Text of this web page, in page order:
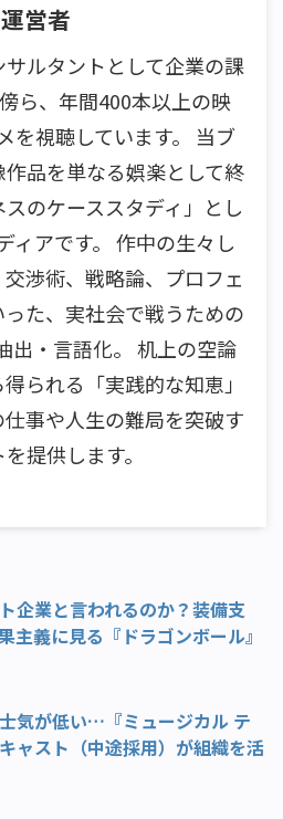
運営者
ルタントとして企業の課
ら、年間400本以上の映
を視聴しています。 当ブ
品を単なる娯楽として終
のケーススタディ」とし
ィアです。 作中の生々し
渉術、戦略論、プロフェ
た、実社会で戦うための
出・言語化。 机上の空論
られる「実践的な知恵」
事や人生の難局を突破す
提供します。
企業と言われるのか？装備支
主義に見る『ドラゴンボール』
気が低い…『ミュージカル テ
ャスト（中途採用）が組織を活